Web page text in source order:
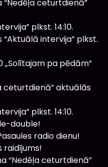
“Nedēļa ceturtdienā”
plkst. 14:10.
“Aktuālā intervija” plkst.
„Solītajam pa pēdām”
ceturtdienā” aktuālās
plkst. 14:10.
double!
radio dienu!
raidījums!
“Nedēļa ceturtdienā”